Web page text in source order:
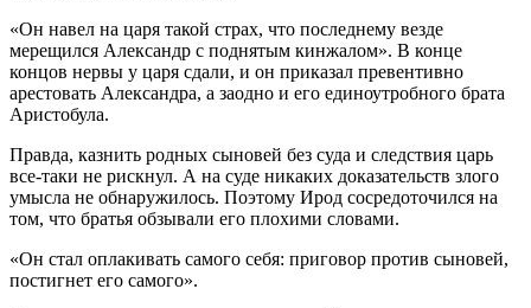
«Он навел на царя такой страх, что последнему везде
мерещился Александр с поднятым кинжалом». В конце
концов нервы у царя сдали, и он приказал превентивно
арестовать Александра, а заодно и его единоутробного брата
Аристобула.
Правда, казнить родных сыновей без суда и следствия царь
все-таки не рискнул. А на суде никаких доказательств злого
умысла не обнаружилось. Поэтому Ирод сосредоточился на
том, что братья обзывали его плохими словами.
«Он стал оплакивать самого себя: приговор против сыновей,
постигнет его самого».